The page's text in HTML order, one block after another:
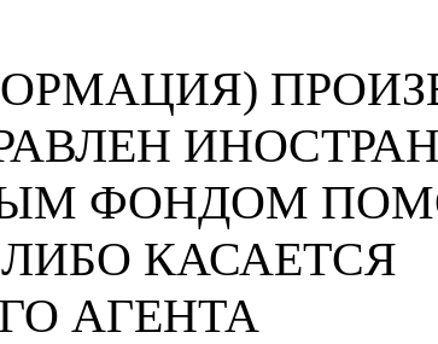
ФОНДОМ
КАСАЕТСЯ
АГЕНТА